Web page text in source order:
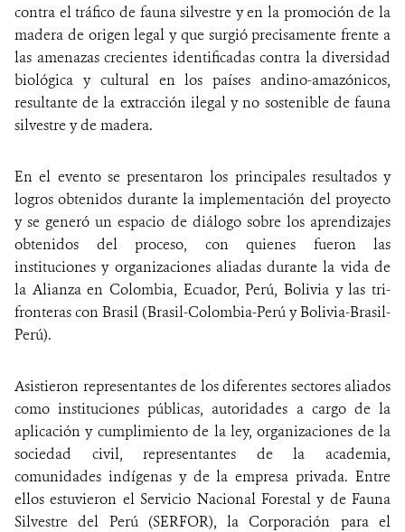
contra el tráfico de fauna silvestre y en la promoción de la
madera de origen legal y que surgió precisamente frente a
las amenazas crecientes identificadas contra la diversidad
biológica y cultural en los países andino-amazónicos,
resultante de la extracción ilegal y no sostenible de fauna
silvestre y de madera.
En el evento se presentaron los principales resultados y
logros obtenidos durante la implementación del proyecto
y se generó un espacio de diálogo sobre los aprendizajes
obtenidos del proceso, con quienes fueron las
instituciones y organizaciones aliadas durante la vida de
la Alianza en Colombia, Ecuador, Perú, Bolivia y las tri-
fronteras con Brasil (Brasil-Colombia-Perú y Bolivia-Brasil-
Perú).
Asistieron representantes de los diferentes sectores aliados
como instituciones públicas, autoridades a cargo de la
aplicación y cumplimiento de la ley, organizaciones de la
sociedad civil, representantes de la academia,
comunidades indígenas y de la empresa privada. Entre
ellos estuvieron el Servicio Nacional Forestal y de Fauna
Silvestre del Perú (SERFOR), la Corporación para el